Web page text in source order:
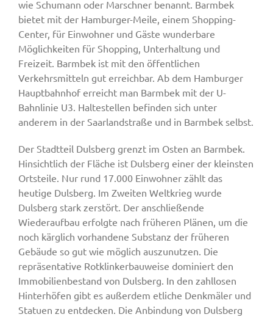
wie Schumann oder Marschner benannt. Barmbek
bietet mit der Hamburger-Meile, einem Shopping-
Center, für Einwohner und Gäste wunderbare
Möglichkeiten für Shopping, Unterhaltung und
Freizeit. Barmbek ist mit den öffentlichen
Verkehrsmitteln gut erreichbar. Ab dem Hamburger
Hauptbahnhof erreicht man Barmbek mit der U-
Bahnlinie U3. Haltestellen befinden sich unter
anderem in der Saarlandstraße und in Barmbek selbst.
Der Stadtteil Dulsberg grenzt im Osten an Barmbek.
Hinsichtlich der Fläche ist Dulsberg einer der kleinsten
Ortsteile. Nur rund 17.000 Einwohner zählt das
heutige Dulsberg. Im Zweiten Weltkrieg wurde
Dulsberg stark zerstört. Der anschließende
Wiederaufbau erfolgte nach früheren Plänen, um die
noch kärglich vorhandene Substanz der früheren
Gebäude so gut wie möglich auszunutzen. Die
repräsentative Rotklinkerbauweise dominiert den
Immobilienbestand von Dulsberg. In den zahllosen
Hinterhöfen gibt es außerdem etliche Denkmäler und
Statuen zu entdecken. Die Anbindung von Dulsberg